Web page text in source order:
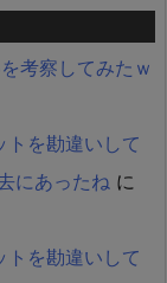
考察してみたｗ
トを勘違いして
にあったね に
トを勘違いして